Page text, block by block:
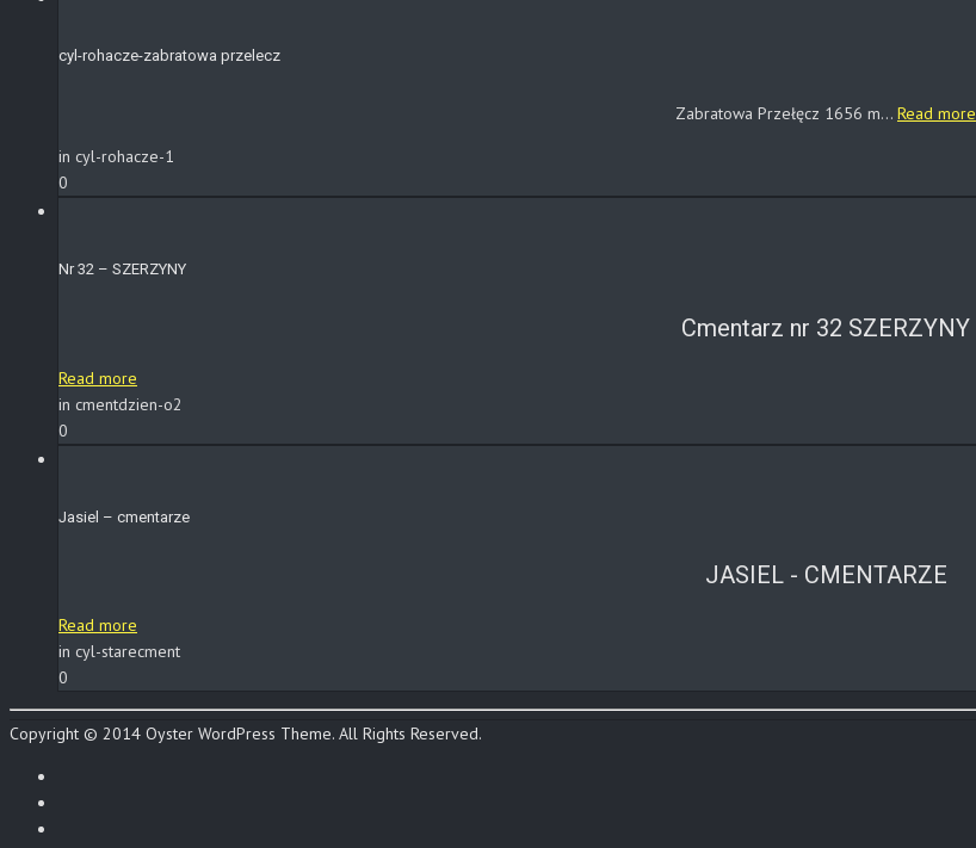
cyl-rohacze-zabratowa przelecz
Zabratowa Przełęcz 1656 m... Read more
in cyl-rohacze-1
0
Nr 32 – SZERZYNY
Cmentarz nr 32 SZERZYNY
Read more
in cmentdzien-o2
0
Jasiel – cmentarze
JASIEL - CMENTARZE
Read more
in cyl-starecment
0
Copyright © 2014 Oyster WordPress Theme. All Rights Reserved.